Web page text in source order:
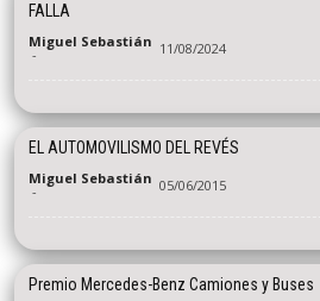
FALLA
Miguel Sebastián
- 11/08/2024
EL AUTOMOVILISMO DEL REVÉS
Miguel Sebastián
- 05/06/2015
Premio Mercedes-Benz Camiones y Buses